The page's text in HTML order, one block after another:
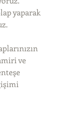
yaparak
ve